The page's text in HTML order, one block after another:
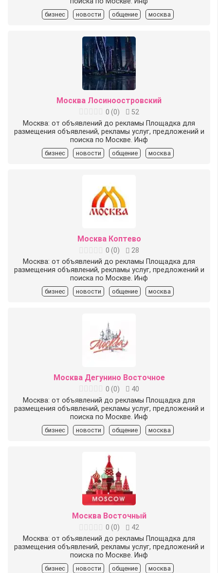
бизнес новости общение москва
Москва Лосиноостровский
0 (0)
52
Москва: от объявлений до рекламы Площадка для
размещения объявлений, рекламы услуг, предложений и
поиска по Москве. Инф
бизнес новости общение москва
Москва Коптево
0 (0)
28
Москва: от объявлений до рекламы Площадка для
размещения объявлений, рекламы услуг, предложений и
поиска по Москве. Инф
бизнес новости общение москва
Москва Дегунино Восточное
0 (0)
40
Москва: от объявлений до рекламы Площадка для
размещения объявлений, рекламы услуг, предложений и
поиска по Москве. Инф
бизнес новости общение москва
Москва Восточный
0 (0)
42
Москва: от объявлений до рекламы Площадка для
размещения объявлений, рекламы услуг, предложений и
поиска по Москве. Инф
бизнес новости общение москва